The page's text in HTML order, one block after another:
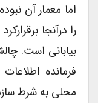
اما معمار آن
بیابانی است.
فرمانده
محلی به شرط